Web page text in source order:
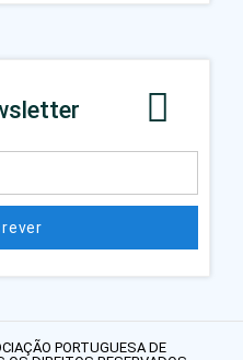
PORTUGUESA DE